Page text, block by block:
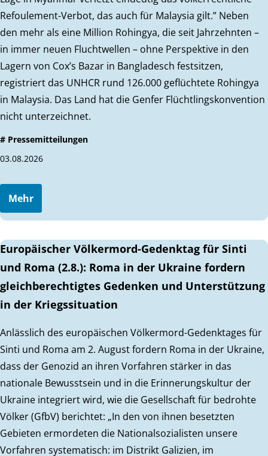
Refoulement-Verbot, das auch für Malaysia gilt.” Neben
den mehr als eine Million Rohingya, die seit Jahrzehnten –
in immer neuen Fluchtwellen – ohne Perspektive in den
Lagern von Cox’s Bazar in Bangladesch festsitzen,
registriert das UNHCR rund 126.000 geflüchtete Rohingya
in Malaysia. Das Land hat die Genfer Flüchtlingskonvention
nicht unterzeichnet.
# Pressemitteilungen
03.08.2026
Mehr
Europäischer Völkermord-Gedenktag für Sinti
und Roma (2.8.): Roma in der Ukraine fordern
gleichberechtigtes Gedenken und Unterstützung
in der Kriegssituation
Anlässlich des europäischen Völkermord-Gedenktages für
Sinti und Roma am 2. August fordern Roma in der Ukraine,
dass der Genozid an ihren Vorfahren stärker in das
nationale Bewusstsein und in die Erinnerungskultur der
Ukraine integriert wird, wie die Gesellschaft für bedrohte
Völker (GfbV) berichtet: „In den von ihnen besetzten
Gebieten ermordeten die Nationalsozialisten unsere
Vorfahren systematisch: im Distrikt Galizien, im